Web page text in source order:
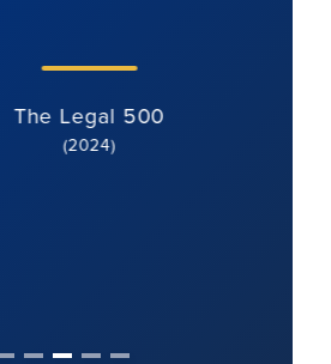
The Legal 500
(2024)